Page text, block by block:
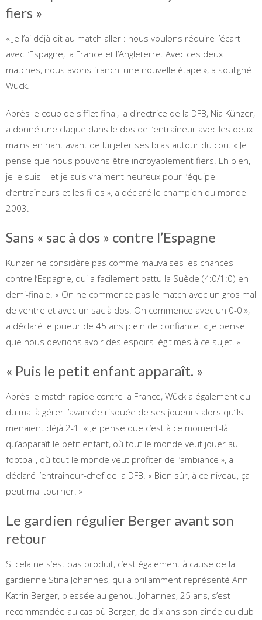
fiers »
« Je l’ai déjà dit au match aller : nous voulons réduire l’écart
avec l’Espagne, la France et l’Angleterre. Avec ces deux
matches, nous avons franchi une nouvelle étape », a souligné
Wück.
Après le coup de sifflet final, la directrice de la DFB, Nia Künzer,
a donné une claque dans le dos de l’entraîneur avec les deux
mains en riant avant de lui jeter ses bras autour du cou. « Je
pense que nous pouvons être incroyablement fiers. Eh bien,
je le suis – et je suis vraiment heureux pour l’équipe
d’entraîneurs et les filles », a déclaré le champion du monde
2003.
Sans « sac à dos » contre l’Espagne
Künzer ne considère pas comme mauvaises les chances
contre l’Espagne, qui a facilement battu la Suède (4:0/1:0) en
demi-finale. « On ne commence pas le match avec un gros mal
de ventre et avec un sac à dos. On commence avec un 0-0 »,
a déclaré le joueur de 45 ans plein de confiance. « Je pense
que nous devrions avoir des espoirs légitimes à ce sujet. »
« Puis le petit enfant apparaît. »
Après le match rapide contre la France, Wück a également eu
du mal à gérer l’avancée risquée de ses joueurs alors qu’ils
menaient déjà 2-1. « Je pense que c’est à ce moment-là
qu’apparaît le petit enfant, où tout le monde veut jouer au
football, où tout le monde veut profiter de l’ambiance », a
déclaré l’entraîneur-chef de la DFB. « Bien sûr, à ce niveau, ça
peut mal tourner. »
Le gardien régulier Berger avant son
retour
Si cela ne s’est pas produit, c’est également à cause de la
gardienne Stina Johannes, qui a brillamment représenté Ann-
Katrin Berger, blessée au genou. Johannes, 25 ans, s’est
recommandée au cas où Berger, de dix ans son aînée du club